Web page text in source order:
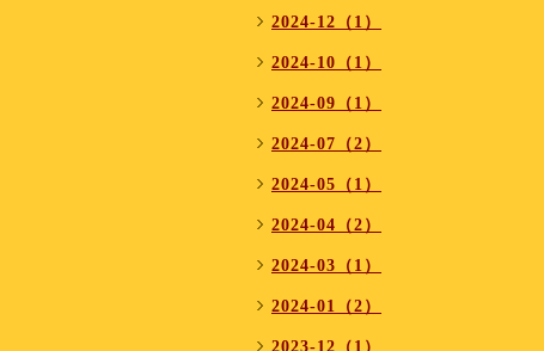
2024-12（1）
2024-10（1）
2024-09（1）
2024-07（2）
2024-05（1）
2024-04（2）
2024-03（1）
2024-01（2）
2023-12（1）